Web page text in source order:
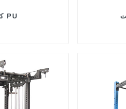
کتل‌بل PU